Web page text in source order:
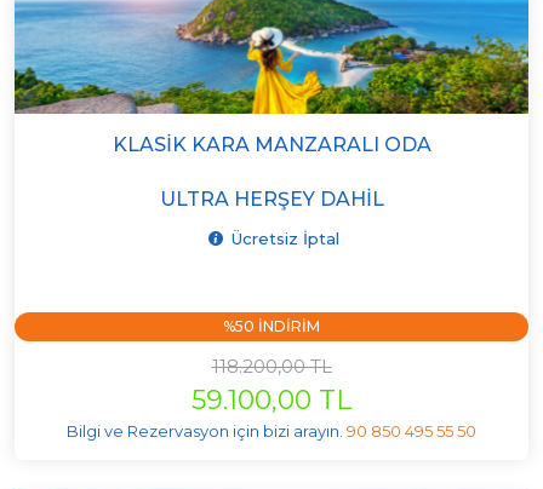
KLASIK KARA MANZARALI ODA
ULTRA HERŞEY DAHIL
Ücretsiz İptal
%50 INDIRIM
118.200,00 TL
59.100,00 TL
Bilgi ve Rezervasyon için bizi arayın. 90 850 495 55 50